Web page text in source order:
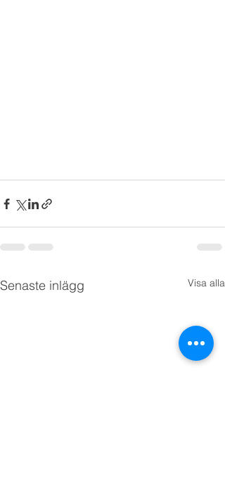
Senaste inlägg Visa alla